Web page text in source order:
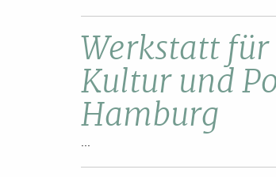
Werkstatt
Kultur und
Hamburg
...